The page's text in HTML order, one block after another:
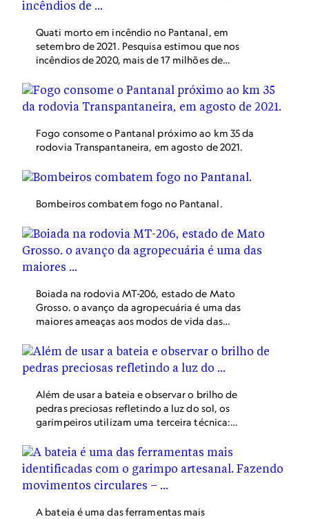
Quati morto em incêndio no Pantanal, em
setembro de 2021. Pesquisa estimou que nos
incêndios de 2020, mais de 17 milhões de
Fogo consome o Pantanal próximo ao km 35 da
rodovia Transpantaneira, em agosto de 2021.
Bombeiros combatem fogo no Pantanal.
Boiada na rodovia MT-206, estado de Mato
Grosso. o avanço da agropecuária é uma das
maiores ameaças aos modos de vida das
Além de usar a bateia e observar o brilho de
pedras preciosas refletindo a luz do sol, os
garimpeiros utilizam uma terceira técnica:
sentir as pepitas de ouro.
A bateia é uma das ferramentas mais